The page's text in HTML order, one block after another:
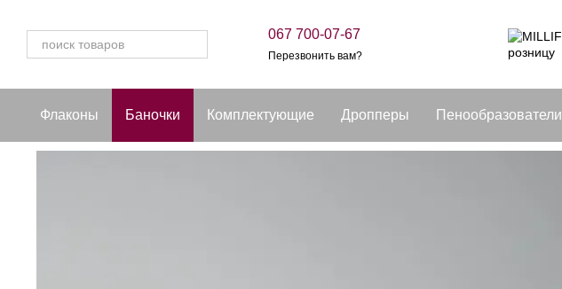
067 700-07-67
Перезвонить вам?
Флаконы Баночки Комплектующие Дропперы Пенообразователи